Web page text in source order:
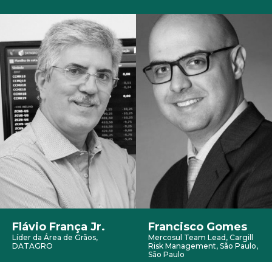
Flávio França Jr.
Líder da Área de Grãos,
DATAGRO
Francisco Gomes
Mercosul Team Lead, Cargill
Risk Management, São Paulo,
São Paulo